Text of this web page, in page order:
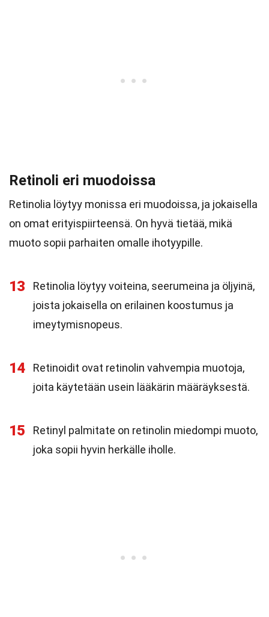
Retinoli eri muodoissa
Retinolia löytyy monissa eri muodoissa, ja jokaisella
on omat erityispiirteensä. On hyvä tietää, mikä
muoto sopii parhaiten omalle ihotyypille.
13
Retinolia löytyy voiteina, seerumeina ja öljyinä,
joista jokaisella on erilainen koostumus ja
imeytymisnopeus.
14
Retinoidit ovat retinolin vahvempia muotoja,
joita käytetään usein lääkärin määräyksestä.
15
Retinyl palmitate on retinolin miedompi muoto,
joka sopii hyvin herkälle iholle.